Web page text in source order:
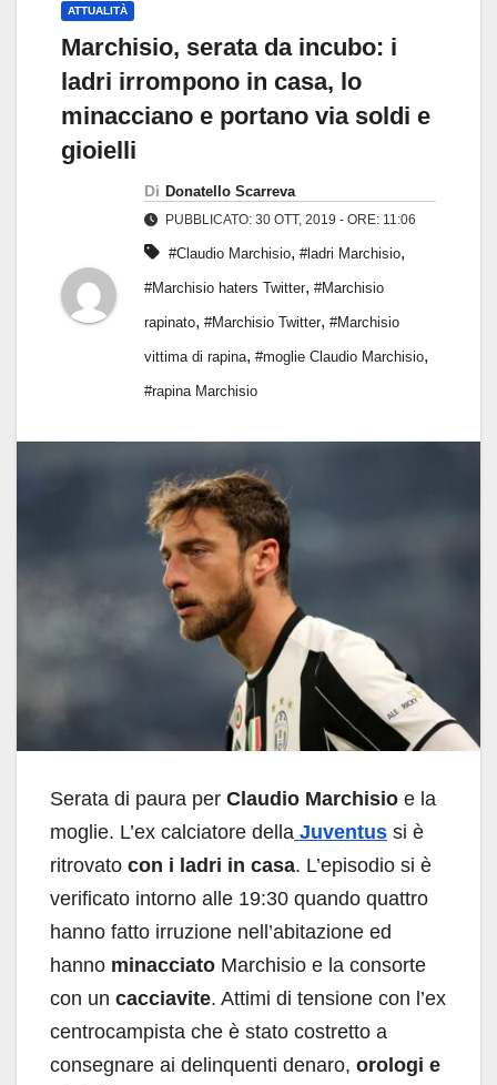
ATTUALITÀ
Marchisio, serata da incubo: i
ladri irrompono in casa, lo
minacciano e portano via soldi e
gioielli
Di Donatello Scarreva
PUBBLICATO: 30 OTT, 2019 - ORE: 11:06
#Claudio Marchisio, #ladri Marchisio,
#Marchisio haters Twitter, #Marchisio
rapinato, #Marchisio Twitter, #Marchisio
vittima di rapina, #moglie Claudio Marchisio,
#rapina Marchisio
Serata di paura per Claudio Marchisio e la
moglie. L’ex calciatore della Juventus si è
ritrovato con i ladri in casa. L’episodio si è
verificato intorno alle 19:30 quando quattro
hanno fatto irruzione nell’abitazione ed
hanno minacciato Marchisio e la consorte
con un cacciavite. Attimi di tensione con l’ex
centrocampista che è stato costretto a
consegnare ai delinquenti denaro, orologi e